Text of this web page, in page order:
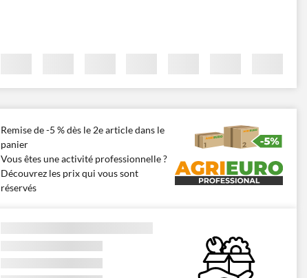
Remise de -5 % dès le 2e article dans le
panier
Vous êtes une activité professionnelle ?
Découvrez les prix qui vous sont
réservés